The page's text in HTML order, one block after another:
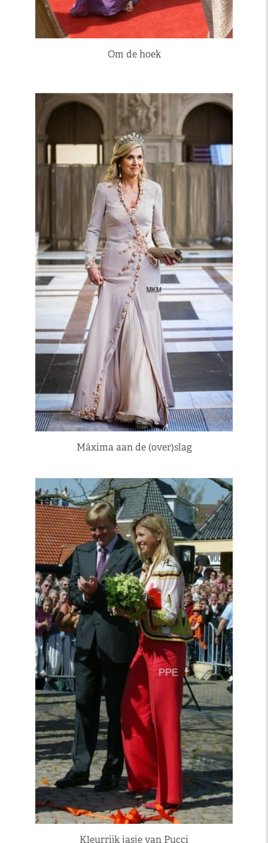
Om de hoek
Máxima aan de (over)slag
Kleurrijk jasje van Pucci